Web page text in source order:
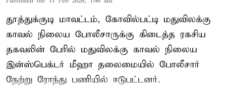
தூத்துக்குடி மாவட்டம், கோவில்பட்டி மதுவிலக்கு
காவல் நிலைய போலீசாருக்கு கிடைத்த ரகசிய
தகவலின் பேரில் மதுவிலக்கு காவல் நிலைய
இன்ஸ்பெக்டர் மீஹா தலைமையில் போலீசார்
நேற்று ரோந்து பணியில் ஈடுபட்டனர்.